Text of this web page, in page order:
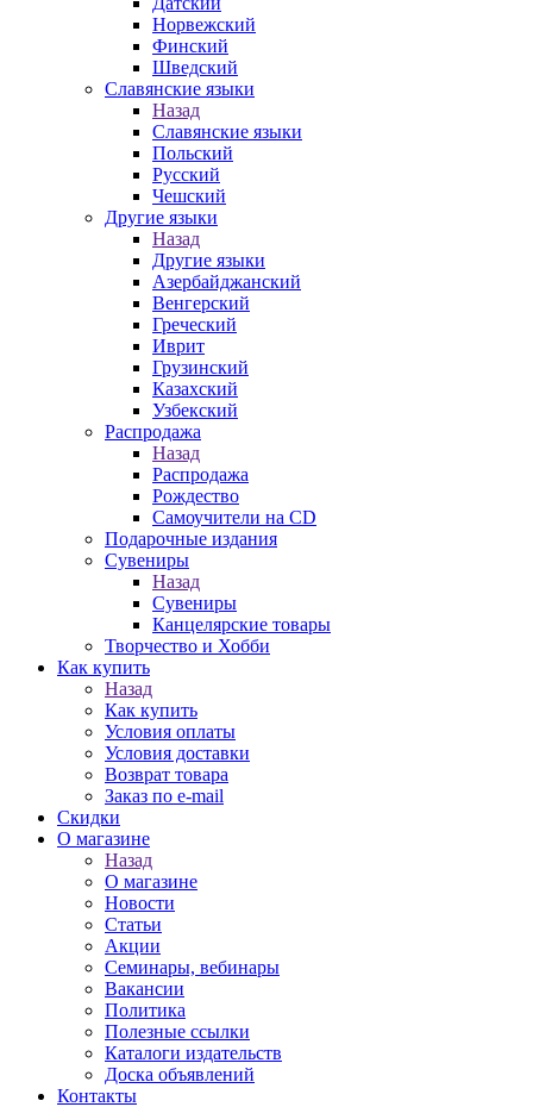
Норвежский
Финский
Шведский
Славянские языки
Назад
Славянские языки
Польский
Русский
Чешский
Другие языки
Назад
Другие языки
Азербайджанский
Венгерский
Греческий
Иврит
Грузинский
Казахский
Узбекский
Распродажа
Назад
Распродажа
Рождество
Самоучители на CD
Подарочные издания
Сувениры
Назад
Сувениры
Канцелярские товары
Творчество и Хобби
Как купить
Назад
Как купить
Условия оплаты
Условия доставки
Возврат товара
Заказ по e-mail
Скидки
О магазине
Назад
О магазине
Новости
Статьи
Акции
Семинары, вебинары
Вакансии
Политика
Полезные ссылки
Каталоги издательств
Доска объявлений
Контакты